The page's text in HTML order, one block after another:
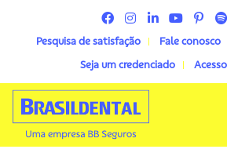
Pesquisa de satisfação Fale conosco
Seja um credenciado